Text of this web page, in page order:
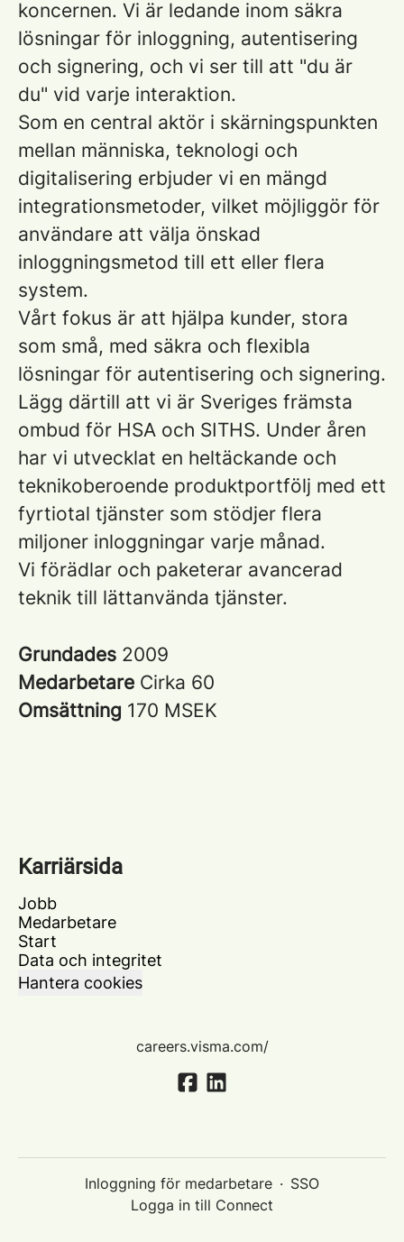
koncernen. Vi är ledande inom säkra
lösningar för inloggning, autentisering
och signering, och vi ser till att "du är
du" vid varje interaktion.
Som en central aktör i skärningspunkten
mellan människa, teknologi och
digitalisering erbjuder vi en mängd
integrationsmetoder, vilket möjliggör för
användare att välja önskad
inloggningsmetod till ett eller flera
system.
Vårt fokus är att hjälpa kunder, stora
som små, med säkra och flexibla
lösningar för autentisering och signering.
Lägg därtill att vi är Sveriges främsta
ombud för HSA och SITHS. Under åren
har vi utvecklat en heltäckande och
teknikoberoende produktportfölj med ett
fyrtiotal tjänster som stödjer flera
miljoner inloggningar varje månad.
Vi förädlar och paketerar avancerad
teknik till lättanvända tjänster.
Grundades 2009
Medarbetare Cirka 60
Omsättning 170 MSEK
Karriärsida
Jobb
Medarbetare
Start
Data och integritet
Hantera cookies
careers.visma.com/
Inloggning för medarbetare · SSO
Logga in till Connect